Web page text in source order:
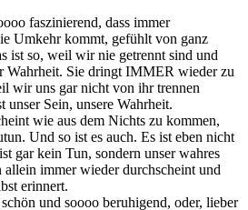
faszinierend, dass immer
Umkehr kommt, gefühlt von ganz
ist so, weil wir nie getrennt sind und
Wahrheit. Sie dringt IMMER wieder zu
wir uns gar nicht von ihr trennen
unser Sein, unsere Wahrheit.
wie aus dem Nichts zu kommen,
Und so ist es auch. Es ist eben nicht
gar kein Tun, sondern unser wahres
allein immer wieder durchscheint und
erinnert.
und soooo beruhigend, oder, lieber